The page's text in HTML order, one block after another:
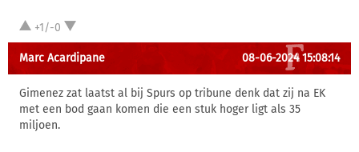
+1/-0
Marc Acardipane 08-06-2024 15:08:14
Gimenez zat laatst al bij Spurs op tribune denk dat zij na EK
met een bod gaan komen die een stuk hoger ligt als 35
miljoen.